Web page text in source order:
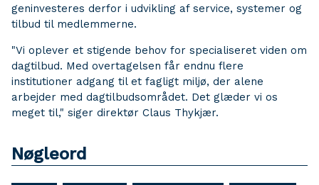
geninvesteres derfor i udvikling af service, systemer og
tilbud til medlemmerne.
"Vi oplever et stigende behov for specialiseret viden om
dagtilbud. Med overtagelsen får endnu flere
institutioner adgang til et fagligt miljø, der alene
arbejder med dagtilbudsområdet. Det glæder vi os
meget til," siger direktør Claus Thykjær.
Nøgleord